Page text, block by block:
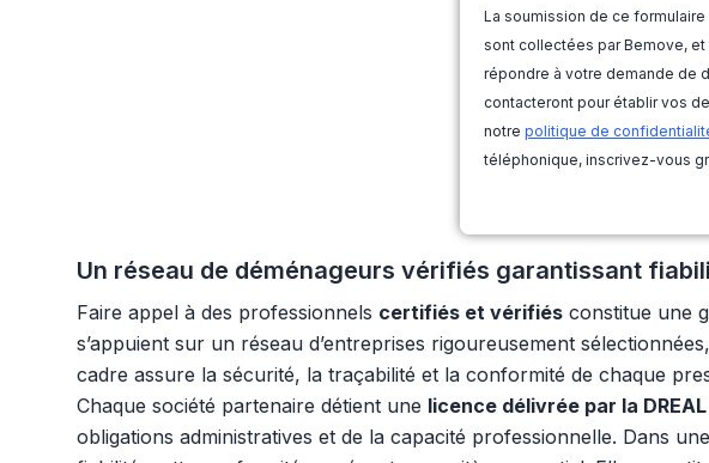
La soumission de ce
sont collectées par Bemove,
répondre à votre demande de
contacteront pour établir vos
notre politique de
téléphonique, inscrivez-vous
Un réseau de déménageurs vérifiés garantissant
Faire appel à des professionnels certifiés et vérifiés constitue une
s’appuient sur un réseau d’entreprises rigoureusement
cadre assure la sécurité, la traçabilité et la conformité de chaque
Chaque société partenaire détient une licence délivrée par la DREAL
obligations administratives et de la capacité professionnelle. Dans